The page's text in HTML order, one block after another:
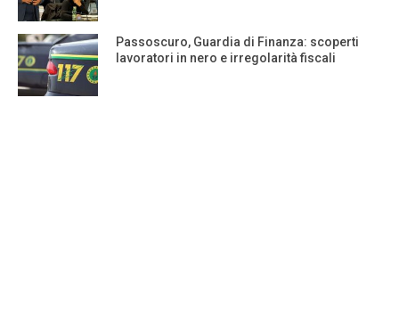
Passoscuro, Guardia di Finanza: scoperti
lavoratori in nero e irregolarità fiscali